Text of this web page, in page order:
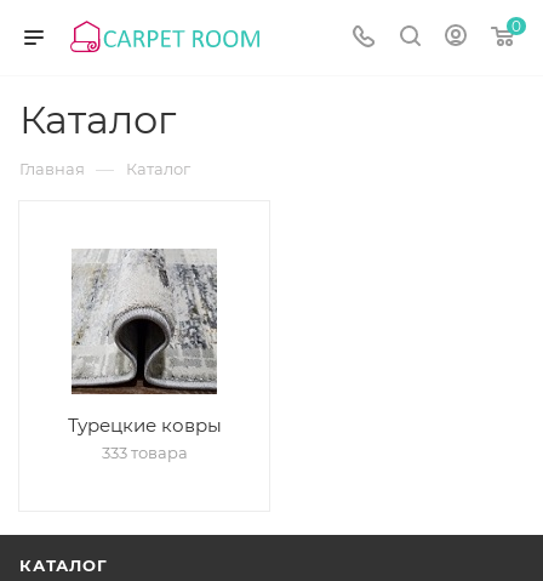
0
Каталог
Главная — Каталог
Турецкие ковры
333 товара
КАТАЛОГ